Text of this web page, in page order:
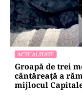
ACTUALITATE
Groapă de trei
cântăreață a
mijlocul